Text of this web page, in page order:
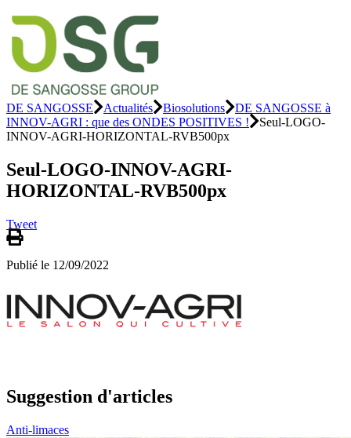
DE SANGOSSE Actualités Biosolutions
DE SANGOSSE à
INNOV-AGRI : que des ONDES POSITIVES !
Seul-LOGO-
INNOV-AGRI-HORIZONTAL-RVB500px
Seul-LOGO-INNOV-AGRI-
HORIZONTAL-RVB500px
Tweet
Publié le 12/09/2022
Suggestion d'articles
Anti-limaces